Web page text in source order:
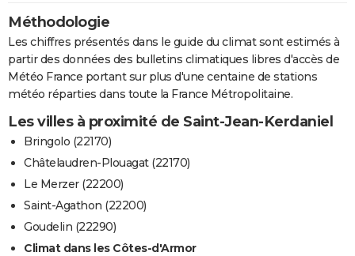
Méthodologie
Les chiffres présentés dans le guide du climat sont estimés à
partir des données des bulletins climatiques libres d'accès de
Météo France portant sur plus d'une centaine de stations
météo réparties dans toute la France Métropolitaine.
Les villes à proximité de Saint-Jean-Kerdaniel
Bringolo (22170)
Châtelaudren-Plouagat (22170)
Le Merzer (22200)
Saint-Agathon (22200)
Goudelin (22290)
Climat dans les Côtes-d'Armor